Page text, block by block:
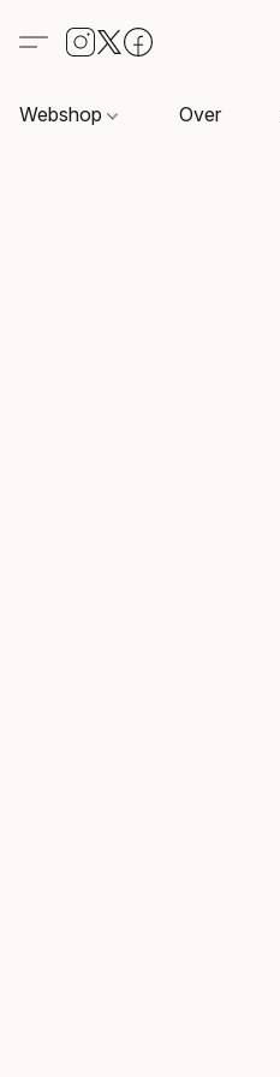
Webshop Over